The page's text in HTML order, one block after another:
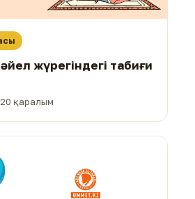
жүрегіндегі табиғи
қаралым